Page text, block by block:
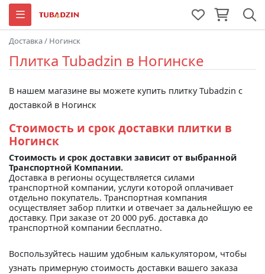
Доставка/ Ногинск
Плитка Tubadzin в Ногинске
В нашем магазине вы можете купить плитку Tubadzin с
доставкой в Ногинск
Стоимость и срок доставки плитки в
Ногинск
Стоимость и срок доставки зависит от выбранной
Транспортной Компании.
Доставка в регионы осуществляется силами
транспортной компании, услуги которой оплачивает
отдельно покупатель. Транспортная компания
осуществляет забор плитки и отвечает за дальнейшую ее
доставку. При заказе от 20 000 руб. доставка до
транспортной компании бесплатно.
Воспользуйтесь нашим удобным калькулятором, чтобы
узнать примерную стоимость доставки вашего заказа